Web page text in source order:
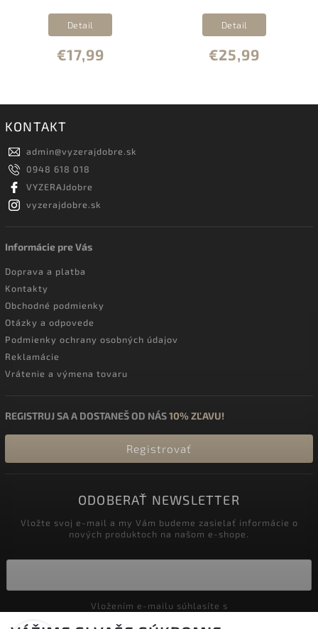
€17,99
Detail
€25,99
Detail
KONTAKT
admin@vyzerajdobre.sk
0948 618 018
VYZERAJdobre
vyzerajdobre.sk
Informácie pre Vás
Doprava a platba
Kontakty
Obchodné podmienky
Otázky a odpovede
Podmienky ochrany osobných údajov
Reklamácie
Vrátenie a výmena tovaru
REGISTRUJ SA A DOSTANEŠ OD NÁS10% ZĽAVU!
Registrovať
ODOBERAŤ NEWSLETTER
Vložte svoj e-mail a my Vám budeme zasielať informácie o
nových produktoch na našom e-shope.